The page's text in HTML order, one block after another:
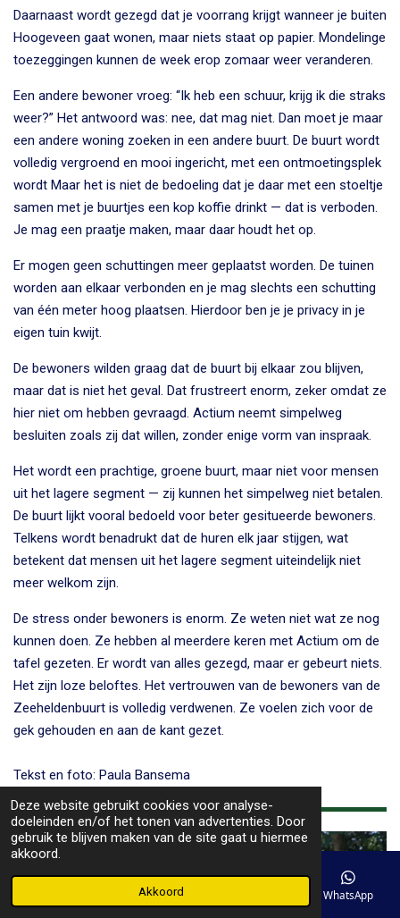
Deze website gebruikt cookies voor analyse-
doeleinden en/of het tonen van advertenties. Door
gebruik te blijven maken van de site gaat u hiermee
akkoord.
Akkoord
Daarnaast wordt gezegd dat je voorrang krijgt wanneer je buiten
Hoogeveen gaat wonen, maar niets staat op papier. Mondelinge
toezeggingen kunnen de week erop zomaar weer veranderen.
Een andere bewoner vroeg: “Ik heb een schuur, krijg ik die straks
weer?” Het antwoord was: nee, dat mag niet. Dan moet je maar
een andere woning zoeken in een andere buurt. De buurt wordt
volledig vergroend en mooi ingericht, met een ontmoetingsplek
wordt Maar het is niet de bedoeling dat je daar met een stoeltje
samen met je buurtjes een kop koffie drinkt — dat is verboden.
Je mag een praatje maken, maar daar houdt het op.
Er mogen geen schuttingen meer geplaatst worden. De tuinen
worden aan elkaar verbonden en je mag slechts een schutting
van één meter hoog plaatsen. Hierdoor ben je je privacy in je
eigen tuin kwijt.
De bewoners wilden graag dat de buurt bij elkaar zou blijven,
maar dat is niet het geval. Dat frustreert enorm, zeker omdat ze
hier niet om hebben gevraagd. Actium neemt simpelweg
besluiten zoals zij dat willen, zonder enige vorm van inspraak.
Het wordt een prachtige, groene buurt, maar niet voor mensen
uit het lagere segment — zij kunnen het simpelweg niet betalen.
De buurt lijkt vooral bedoeld voor beter gesitueerde bewoners.
Telkens wordt benadrukt dat de huren elk jaar stijgen, wat
betekent dat mensen uit het lagere segment uiteindelijk niet
meer welkom zijn.
De stress onder bewoners is enorm. Ze weten niet wat ze nog
kunnen doen. Ze hebben al meerdere keren met Actium om de
tafel gezeten. Er wordt van alles gezegd, maar er gebeurt niets.
Het zijn loze beloftes. Het vertrouwen van de bewoners van de
Zeeheldenbuurt is volledig verdwenen. Ze voelen zich voor de
gek gehouden en aan de kant gezet.
Tekst en foto: Paula Bansema
Telefoonnummer WhatsApp